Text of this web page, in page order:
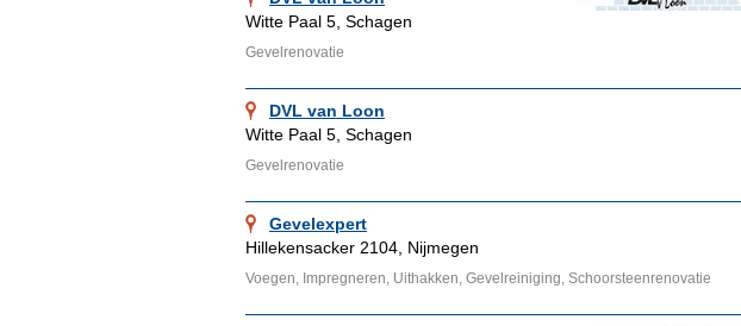
Witte Paal 5, Schagen
Gevelrenovatie
DVL van Loon
Witte Paal 5, Schagen
Gevelrenovatie
Gevelexpert
Hillekensacker 2104, Nijmegen
Voegen, Impregneren, Uithakken, Gevelreiniging, Schoorsteenrenovatie